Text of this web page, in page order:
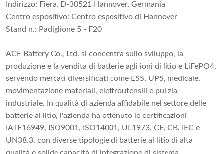
Indirizzo: Fiera, D-30521 Hannover, Germania
Centro espositivo: Centro espositivo di Hannover
Stand n.: Padiglione 5 - F20
ACE Battery Co., Ltd. si concentra sullo sviluppo, la
produzione e la vendita di batterie agli ioni di litio e LiFePO4,
servendo mercati diversificati come ESS, UPS, medicale,
movimentazione materiali, elettroutensili e pulizia
industriale. In qualità di azienda affidabile nel settore delle
batterie al litio, l'azienda ha ottenuto le certificazioni
IATF16949, ISO9001, ISO14001, UL1973, CE, CB, IEC e
UN38.3, con diverse tipologie di batterie al litio di alta